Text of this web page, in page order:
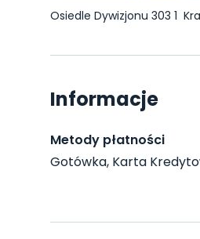
Osiedle Dywizjonu 303 1
Informacje
Metody płatności
Gotówka, Karta